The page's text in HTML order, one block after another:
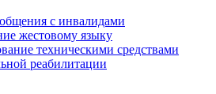
с инвалидами
жестовому языку
техническими средствами
реабилитации